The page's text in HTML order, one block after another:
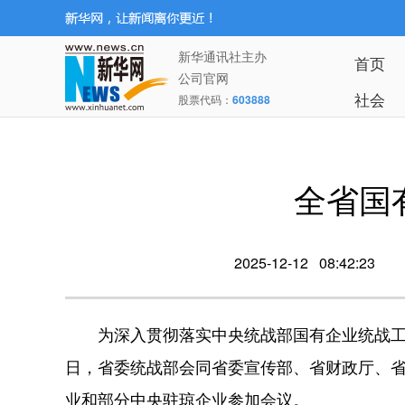
新华通讯社主办
公司官网
股票代码： 603888
首页
社会
全省国
2025-12-12 08:42:23
为深入贯彻落实中央统战部国有企业统战
日，省委统战部会同省委宣传部、省财政厅、
业和部分中央驻琼企业参加会议。